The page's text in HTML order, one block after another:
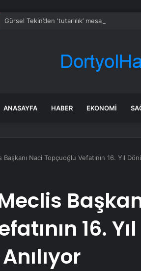
Gürsel Tekin’den ‘tutarlılık’ mesajı… Tarihi
ANASAYFA HABER EKONOMI
Naci Topçuoğlu Vefatının 16. Yıl
16. Yıl